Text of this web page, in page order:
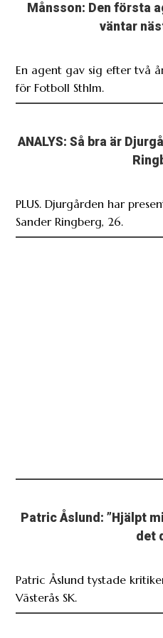
Månsson: Den första
väntar
En agent gav sig efter två
för Fotboll Sthlm.
ANALYS: Så bra är
PLUS. Djurgården har
Sander Ringberg, 26.
Patric Åslund: ”Hjälpt
det
Patric Åslund tystade
Västerås SK.